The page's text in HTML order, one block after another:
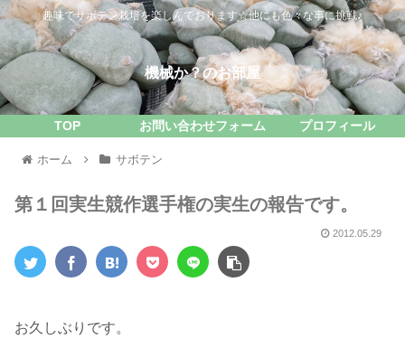
趣味でサボテン栽培を楽しんでおります☆他にも色々な事に挑戦♪
機械か？のお部屋
TOP お問い合わせフォーム プロフィール
ホーム サボテン
第１回実生競作選手権の実生の報告です。
2012.05.29
お久しぶりです。